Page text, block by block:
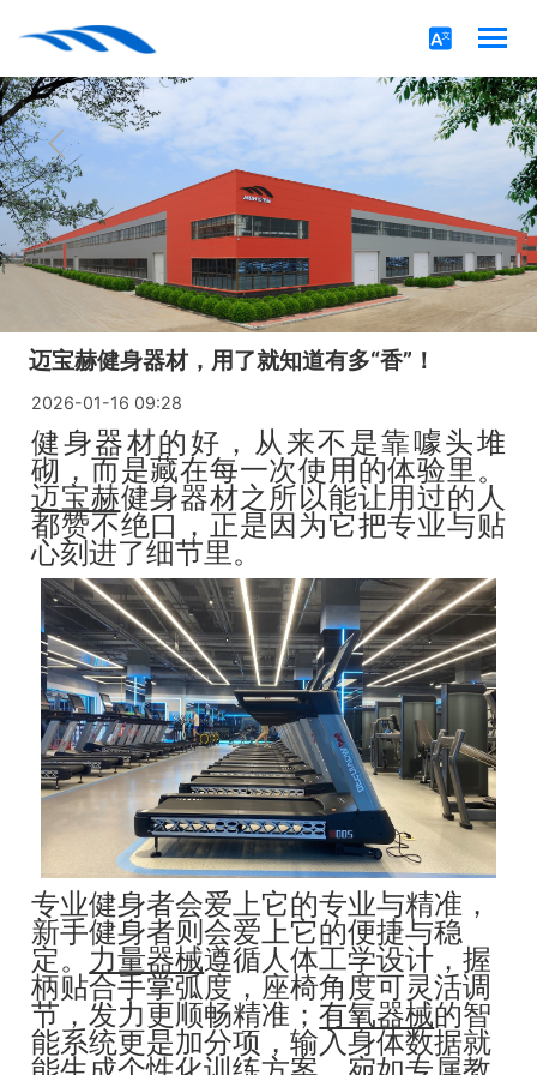
迈宝赫健身器材，用了就知道有多“香”！
2026-01-16 09:28
健身器材的好，从来不是靠噱头堆
砌，而是藏在每一次使用的体验里。
迈宝赫健身器材之所以能让用过的人
都赞不绝口，正是因为它把专业与贴
心刻进了细节里。
专业健身者会爱上它的专业与精准，
新手健身者则会爱上它的便捷与稳
定。 力量器械遵循人体工学设计，握
柄贴合手掌弧度，座椅角度可灵活调
节，发力更顺畅精准；有氧器械的智
能系统更是加分项，输入身体数据就